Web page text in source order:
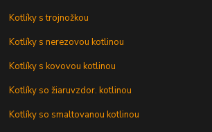
Kotlíky s trojnožkou
Kotlíky s nerezovou kotlinou
Kotlíky s kovovou kotlinou
Kotlíky so žiaruvzdor. kotlinou
Kotlíky so smaltovanou kotlinou